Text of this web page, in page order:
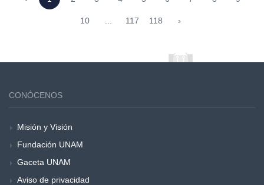
10 117 118 ›
CONÓCENOS
Misión y Visión
Fundación UNAM
Gaceta UNAM
Aviso de privacidad